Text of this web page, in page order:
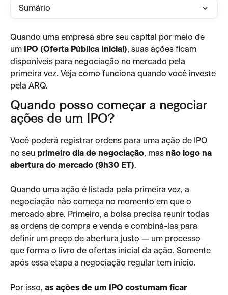
Sumário
Quando uma empresa abre seu capital por meio de
um
IPO (Oferta Pública Inicial), suas ações ficam
disponíveis para negociação no mercado pela
primeira vez. Veja como funciona quando você investe
pela ARQ.
Quando posso começar a negociar
ações de um IPO?
Você poderá registrar ordens para uma ação de IPO
no seu primeiro dia de negociação, mas não logo na
abertura do mercado (9h30 ET).
Quando uma ação é listada pela primeira vez, a
negociação não começa no momento em que o
mercado abre. Primeiro, a bolsa precisa reunir todas
as ordens de compra e venda e combiná-las para
definir um preço de abertura justo — um processo
que forma o livro de ofertas inicial da ação. Somente
após essa etapa a negociação regular tem início.
Por isso, as ações de um IPO costumam ficar